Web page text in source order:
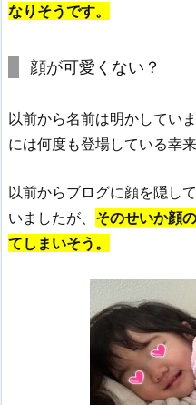
なりそうです。
顔が可愛くない？
以前から名前は明かしてい
には何度も登場している幸来
以前からブログに顔を隠し
いましたが、 そのせいか顔
てしまいそう。